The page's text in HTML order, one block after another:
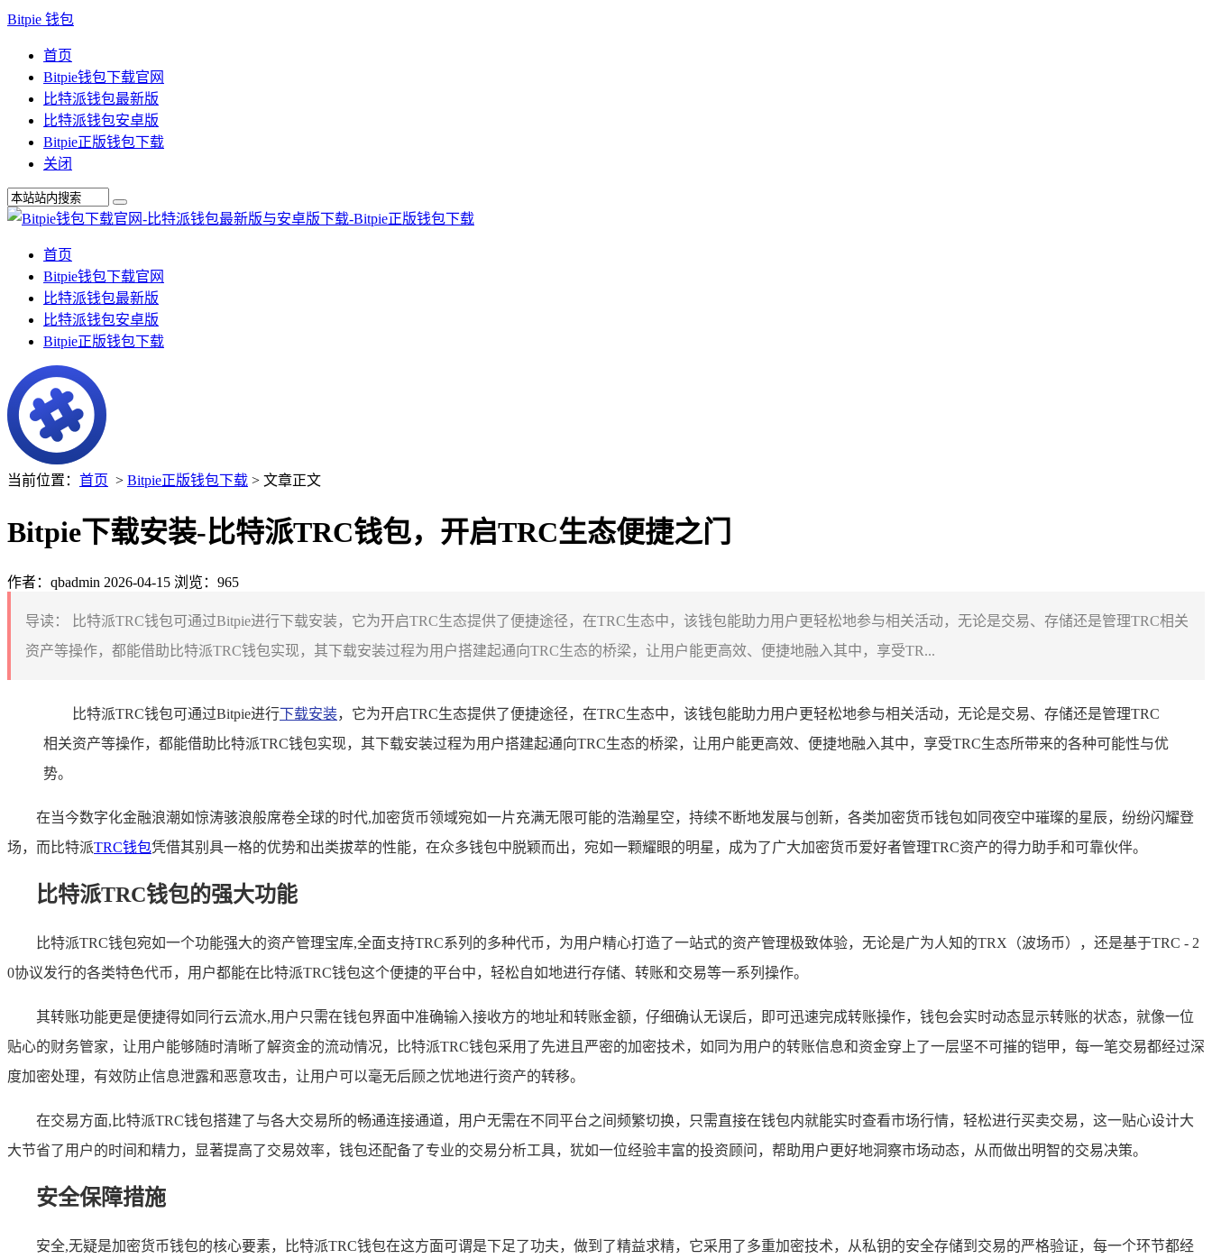
Bitpie 钱包
首页
Bitpie钱包下载官网
比特派钱包最新版
比特派钱包安卓版
Bitpie正版钱包下载
关闭
首页
Bitpie钱包下载官网
比特派钱包最新版
比特派钱包安卓版
Bitpie正版钱包下载
当前位置： 首页 > Bitpie正版钱包下载 > 文章正文
Bitpie下载安装-比特派TRC钱包，开启TRC生态便捷之门
作者：qbadmin 2026-04-15 浏览：965
导读：
比特派TRC钱包可通过Bitpie进行下载安装，它为开启TRC生态提供了便捷途径，在TRC生态中，该钱包能助力用户更轻松地参与相关活动，无论是交易、存储还是管理TRC相关
资产等操作，都能借助比特派TRC钱包实现，其下载安装过程为用户搭建起通向TRC生态的桥梁，让用户能更高效、便捷地融入其中，享受TR...
比特派TRC钱包可通过Bitpie进行下载安装，它为开启TRC生态提供了便捷途径，在TRC生态中，该钱包能助力用户更轻松地参与相关活动，无论是交易、存储还是管理TRC
相关资产等操作，都能借助比特派TRC钱包实现，其下载安装过程为用户搭建起通向TRC生态的桥梁，让用户能更高效、便捷地融入其中，享受TRC生态所带来的各种可能性与优
势。
在当今数字化金融浪潮如惊涛骇浪般席卷全球的时代,加密货币领域宛如一片充满无限可能的浩瀚星空，持续不断地发展与创新，各类加密货币钱包如同夜空中璀璨的星辰，纷纷闪耀登
场，而比特派TRC钱包凭借其别具一格的优势和出类拔萃的性能，在众多钱包中脱颖而出，宛如一颗耀眼的明星，成为了广大加密货币爱好者管理TRC资产的得力助手和可靠伙伴。
比特派TRC钱包的强大功能
比特派TRC钱包宛如一个功能强大的资产管理宝库,全面支持TRC系列的多种代币，为用户精心打造了一站式的资产管理极致体验，无论是广为人知的TRX（波场币），还是基于TRC - 2
0协议发行的各类特色代币，用户都能在比特派TRC钱包这个便捷的平台中，轻松自如地进行存储、转账和交易等一系列操作。
其转账功能更是便捷得如同行云流水,用户只需在钱包界面中准确输入接收方的地址和转账金额，仔细确认无误后，即可迅速完成转账操作，钱包会实时动态显示转账的状态，就像一位
贴心的财务管家，让用户能够随时清晰了解资金的流动情况，比特派TRC钱包采用了先进且严密的加密技术，如同为用户的转账信息和资金穿上了一层坚不可摧的铠甲，每一笔交易都经过深
度加密处理，有效防止信息泄露和恶意攻击，让用户可以毫无后顾之忧地进行资产的转移。
在交易方面,比特派TRC钱包搭建了与各大交易所的畅通连接通道，用户无需在不同平台之间频繁切换，只需直接在钱包内就能实时查看市场行情，轻松进行买卖交易，这一贴心设计大
大节省了用户的时间和精力，显著提高了交易效率，钱包还配备了专业的交易分析工具，犹如一位经验丰富的投资顾问，帮助用户更好地洞察市场动态，从而做出明智的交易决策。
安全保障措施
安全,无疑是加密货币钱包的核心要素，比特派TRC钱包在这方面可谓是下足了功夫，做到了精益求精，它采用了多重加密技术，从私钥的安全存储到交易的严格验证，每一个环节都经